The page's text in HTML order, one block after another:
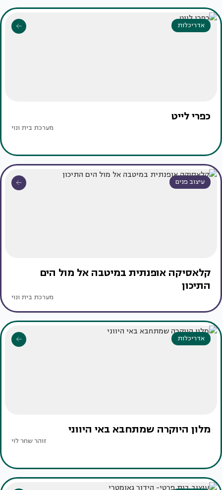
אדריכלות
כפרי לייט
מערכת בית ונוי
עיצוב פנים
קלאסיקה אופנתית במיטבה אל מול הים
התיכון
מערכת בית ונוי
אדריכלות
מלון היוקרה שמתחבא באי היווני
זוהר שחר לוי